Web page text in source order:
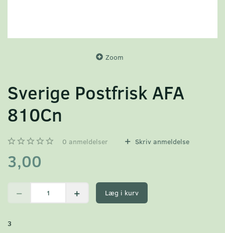
Zoom
Sverige Postfrisk AFA
810Cn
0 anmeldelser Skriv anmeldelse
3,00
Læg i kurv
3